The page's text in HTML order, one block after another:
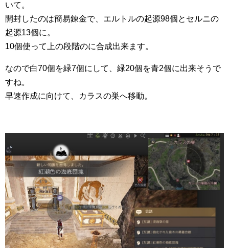
いて。
開封したのは簡易錬金で、エルトルの起源98個とセルニの
起源13個に。
10個使って上の段階のに合成出来ます。
なので白70個を緑7個にして、緑20個を青2個に出来そうで
すね。
早速作成に向けて、カラスの巣へ移動。